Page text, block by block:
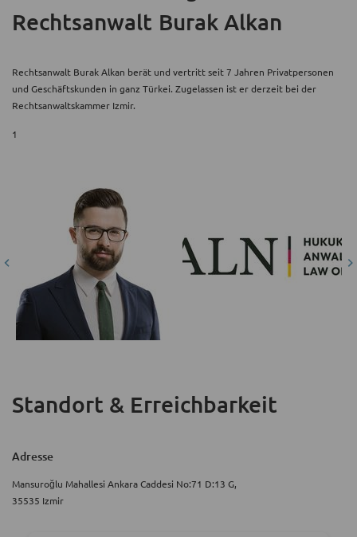
Rechtsanwalt Burak Alkan
Rechtsanwalt Burak Alkan berät und vertritt seit 7 Jahren Privatpersonen
und Geschäftskunden in ganz Türkei. Zugelassen ist er derzeit bei der
Rechtsanwaltskammer Izmir.
1
Standort & Erreichbarkeit
Adresse
Mansuroğlu Mahallesi Ankara Caddesi No:71 D:13 G,
35535 Izmir